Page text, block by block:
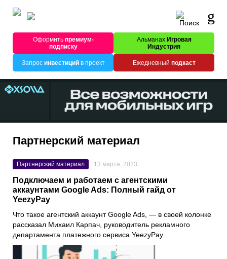
Оформитьпремиум-
подписку
Альманах Игровая
Индустрия
Запрос инвестицийв проект Ежедневный подкаст
Партнерский материал
Партнерский материал 13 марта, 2023
Подключаем и работаем с агентскими
аккаунтами Google Ads: Полный гайд от
YeezyPay
Что такое агентский аккаунтGoogle Ads , — в своей колонке
рассказал Михаил Карпач , руководитель рекламного
департамента платежного сервиса YeezyPay